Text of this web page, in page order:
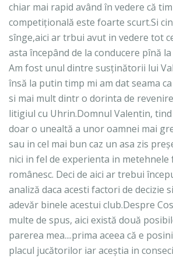
chiar mai rapid având în vedere că
competițională este foarte scurt.Si
sînge,aici ar trbui avut in vedere tot
asta începând de la conducere pînă
Am fost unul dintre susținătorii lui
însă la putin timp mi am dat seama
si mai mult dintr o dorinta de
litigiul cu Uhrin.Domnul Valentin, tind
doar o unealtă a unor oamnei mai
sau in cel mai bun caz un asa zis
nici in fel de experienta in
românesc. Deci de aici ar trebui
analiză daca acesti factori de decizie
adevăr binele acestui club.Despre
multe de spus, aici există două
parerea mea....prima aceea că e
placul jucătorilor iar aceștia in